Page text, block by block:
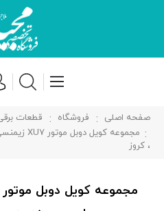
صفحه اصلی فروشگاه
قطعات
، کروز